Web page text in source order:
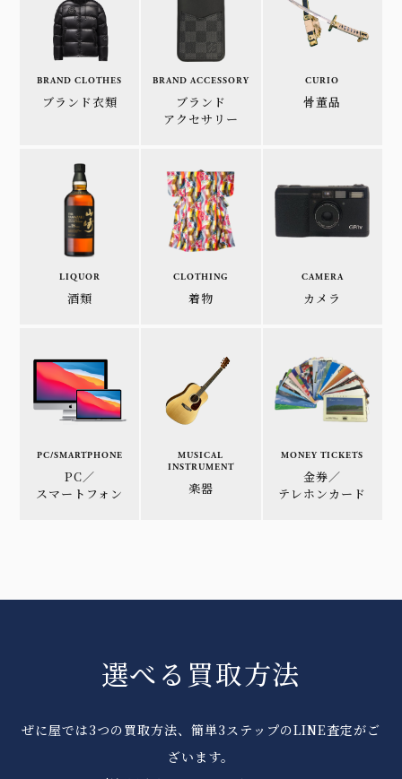
BRAND CLOTHES
ブランド衣類
BRAND ACCESSORY
ブランド
アクセサリー
CURIO
骨董品
LIQUOR
酒類
CLOTHING
着物
CAMERA
カメラ
PC/SMARTPHONE
PC／
スマートフォン
MUSICAL
INSTRUMENT
楽器
MONEY TICKETS
金券／
テレホンカード
選べる買取方法
ぜに屋では3つの買取方法、簡単3ステップのLINE査定がご
ざいます。